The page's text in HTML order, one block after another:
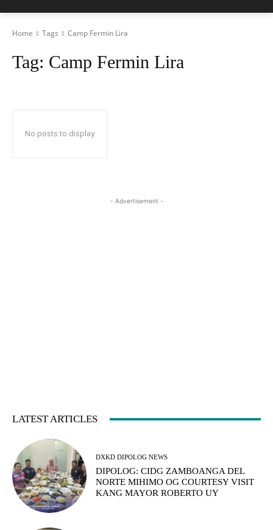
Home Tags Camp Fermin Lira
Tag: Camp Fermin Lira
No posts to display
- Advertisement -
LATEST ARTICLES
DXKD DIPOLOG NEWS
DIPOLOG: CIDG ZAMBOANGA DEL
NORTE MIHIMO OG COURTESY VISIT
KANG MAYOR ROBERTO UY